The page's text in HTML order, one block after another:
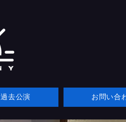
過去公演 お問い合